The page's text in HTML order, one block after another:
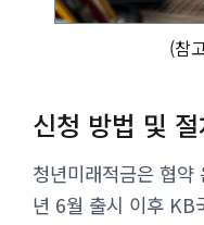
(참
신청 방법 및
청년미래적금은 협
년 6월 출시 이후 KB